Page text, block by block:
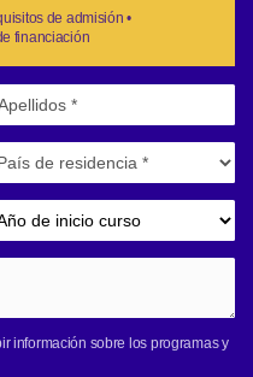
de admisión •
financiación
información sobre los programas y